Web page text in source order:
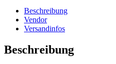
Beschreibung
Vendor
Versandinfos
Beschreibung